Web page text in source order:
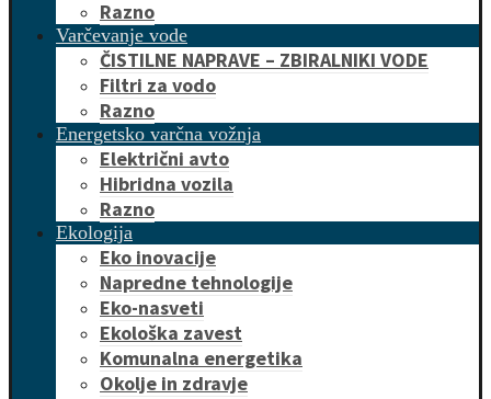
Razno
Varčevanje vode
ČISTILNE NAPRAVE – ZBIRALNIKI VODE
Filtri za vodo
Razno
Energetsko varčna vožnja
Električni avto
Hibridna vozila
Razno
Ekologija
Eko inovacije
Napredne tehnologije
Eko-nasveti
Ekološka zavest
Komunalna energetika
Okolje in zdravje